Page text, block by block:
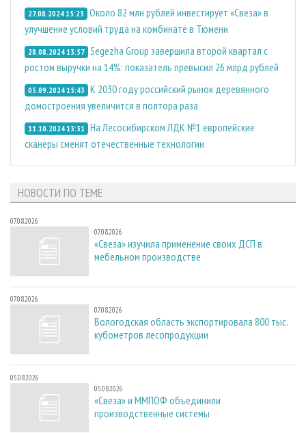
27.08.2024 15:23 Около 82 млн рублей инвестирует «Свеза» в
улучшение условий труда на комбинате в Тюмени
28.08.2024 13:57 Segezha Group завершила второй квартал с
ростом выручки на 14%: показатель превысил 26 млрд рублей
05.09.2024 15:43 К 2030 году российский рынок деревянного
домостроения увеличится в полтора раза
11.10.2024 13:31 На Лесосибирском ЛДК №1 европейские
сканеры сменят отечественные технологии
НОВОСТИ ПО ТЕМЕ
07.08.2026
07.08.2026
«Свеза» изучила применение своих ДСП в
мебельном производстве
07.08.2026
07.08.2026
Вологодская область экспортировала 800 тыс.
кубометров лесопродукции
05.08.2026
05.08.2026
«Свеза» и ММПОФ объединили
производственные системы